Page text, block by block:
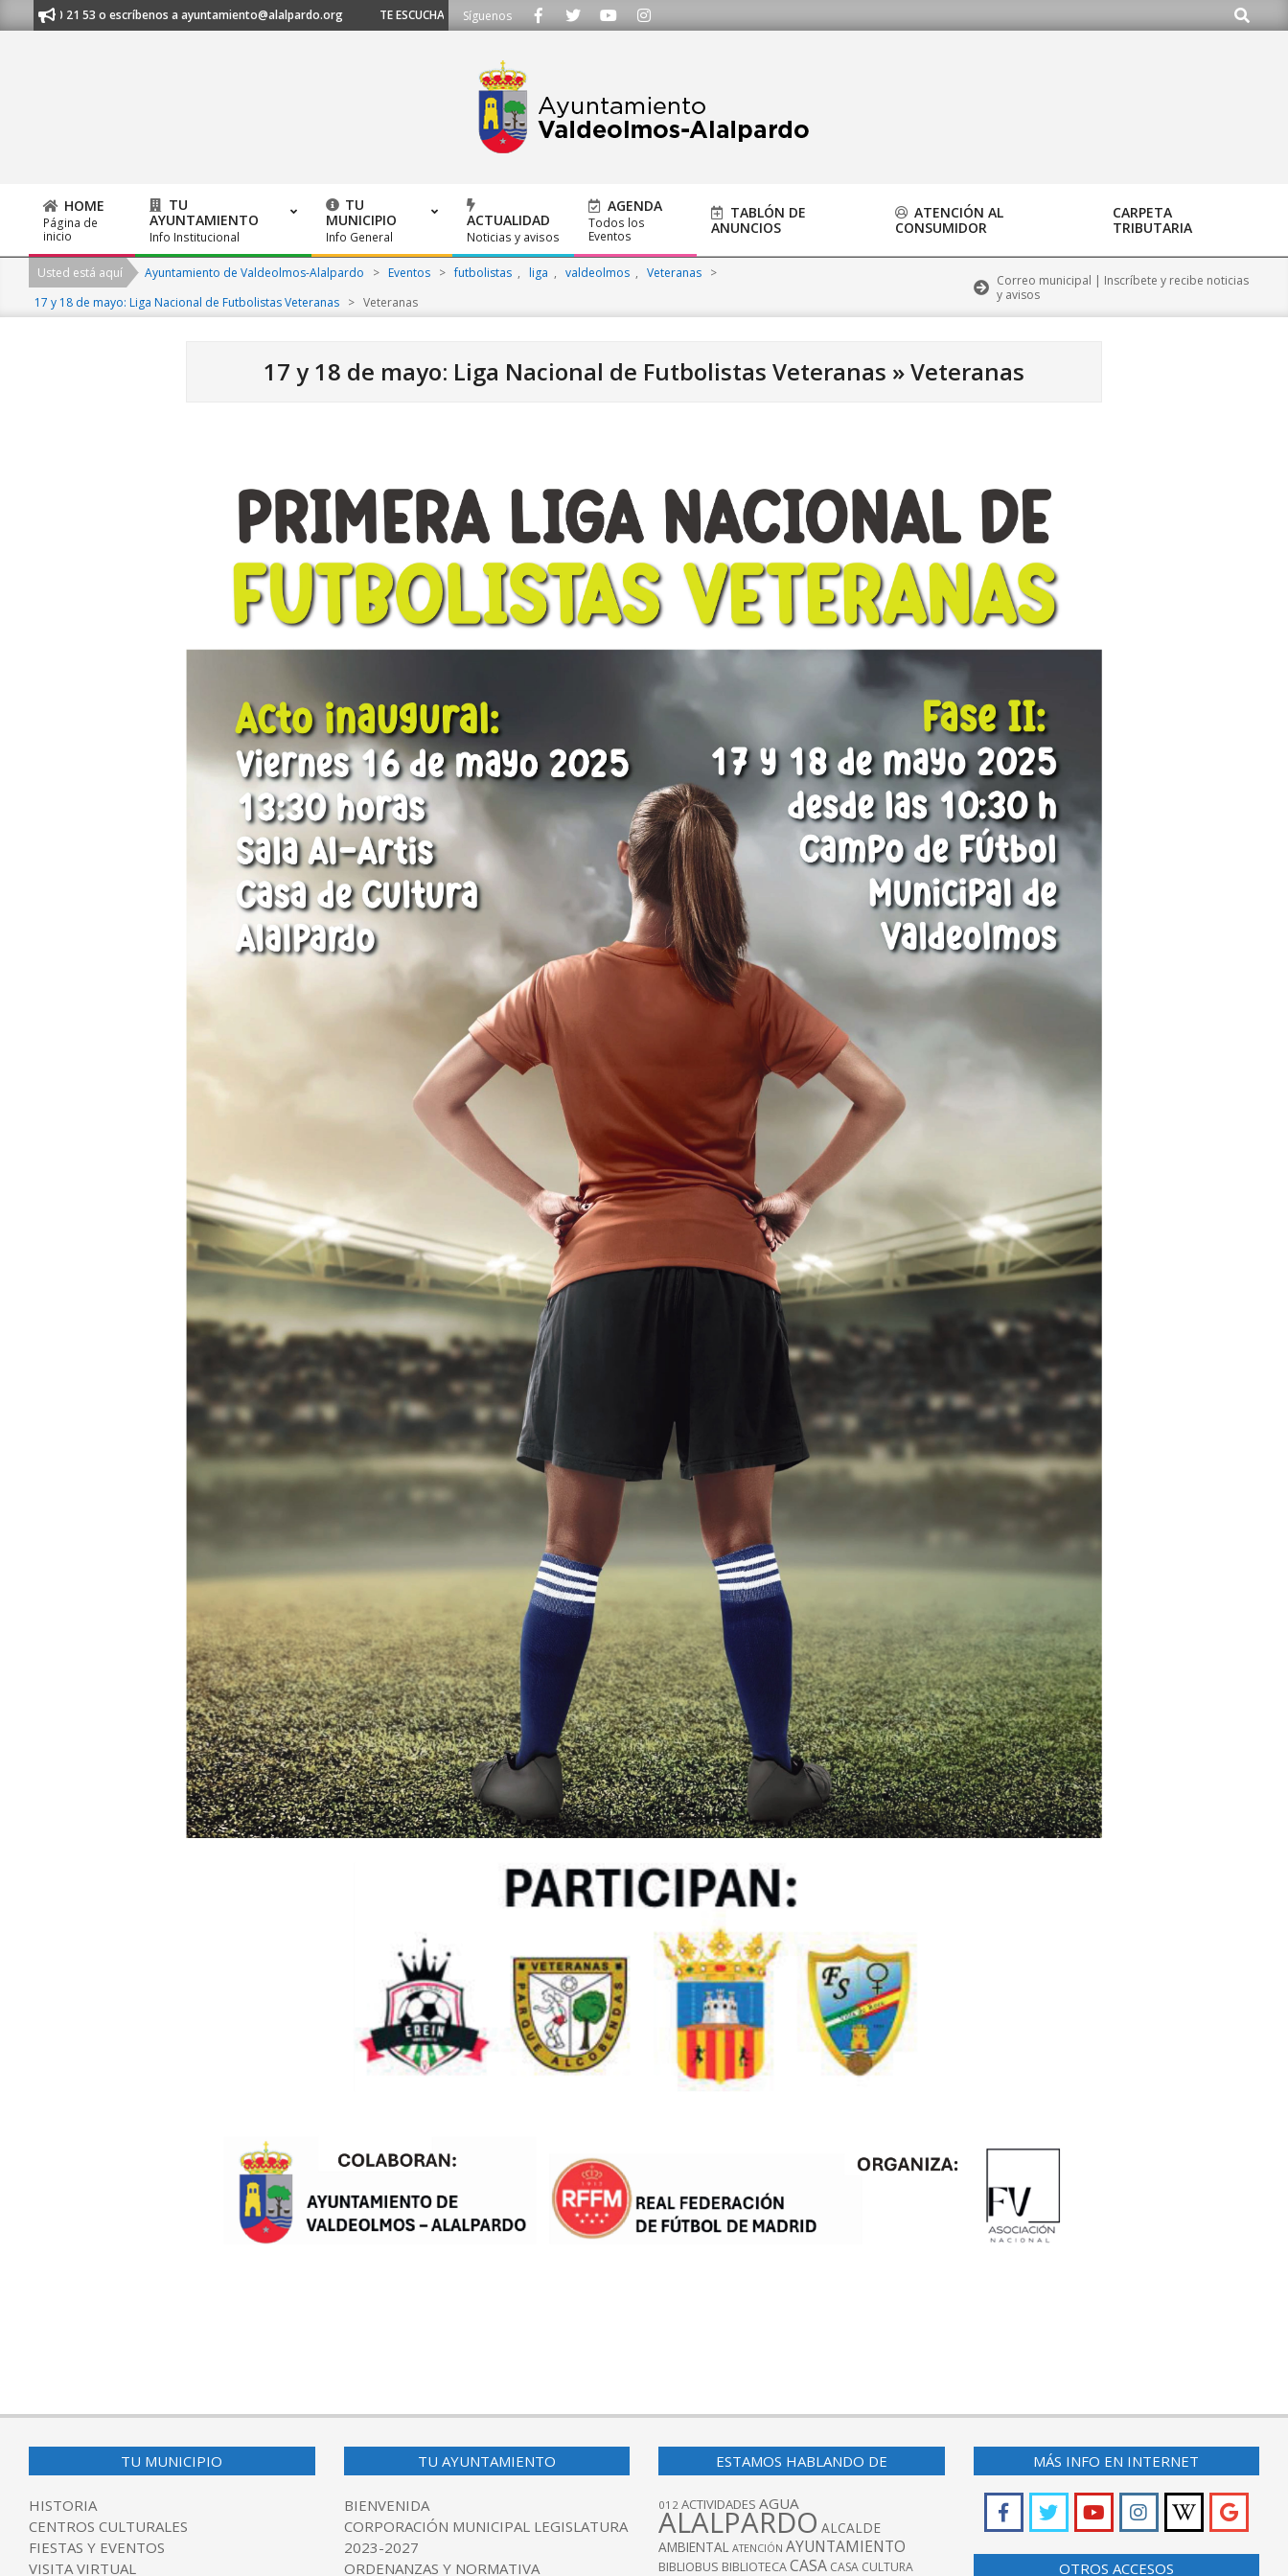
to
620 21 53 o escríbenos a ayuntamiento@alalpardo.org TE ESCUCHAMOS - Llámanos al 91 620 21 53 o escríbenos a ayuntamiento@alalpardo.org
Síguenos Buscar
Primary
Navigation
Menu
HOME
Página de
inicio
TU
AYUNTAMIENTO
Info Institucional
TU
MUNICIPIO
Info General
ACTUALIDAD
Noticias y avisos
AGENDA
Todos los
Eventos
TABLÓN DE
ANUNCIOS
ATENCIÓN AL
CONSUMIDOR
CARPETA
TRIBUTARIA
Usted está aquí Ayuntamiento de Valdeolmos-Alalpardo > Eventos > futbolistas , liga , valdeolmos , Veteranas
>
17 y 18 de mayo: Liga Nacional de Futbolistas Veteranas > Veteranas
Correo municipal | Inscríbete y recibe noticias
y avisos
17 y 18 de mayo: Liga Nacional de Futbolistas Veteranas »Veteranas
05-
TU MUNICIPIO
HISTORIA
CENTROS CULTURALES
FIESTAS Y EVENTOS
VISITA VIRTUAL
TU AYUNTAMIENTO
BIENVENIDA
CORPORACIÓN MUNICIPAL LEGISLATURA
2023-2027
ORDENANZAS Y NORMATIVA
ESTAMOS HABLANDO DE
012 ACTIVIDADES AGUA
ALALPARDO ALCALDE
AMBIENTAL ATENCIÓN AYUNTAMIENTO
BIBLIOBUS BIBLIOTECACASA CASA CULTURA
MÁS INFO EN INTERNET
OTROS ACCESOS